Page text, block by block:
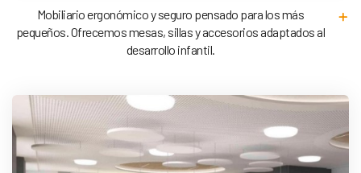
Mobiliario ergonómico y seguro pensado para los más
pequeños. Ofrecemos mesas, sillas y accesorios adaptados al
desarrollo infantil.